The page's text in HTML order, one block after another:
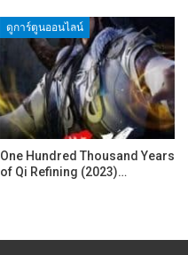
ดูการ์ตูนออนไลน์
One Hundred Thousand Years
of Qi Refining (2023)…